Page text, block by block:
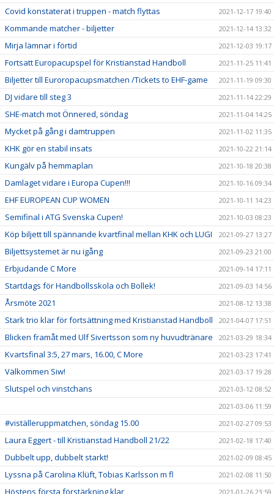
Covid konstaterat i truppen - match flyttas 2021-12-17 19:40
Kommande matcher - biljetter 2021-12-14 13:32
Mirja lämnar i förtid 2021-12-03 19:17
Fortsatt Europacupspel för Kristianstad Handboll 2021-11-25 11:41
Biljetter till Euroropacupsmatchen /Tickets to EHF-game 2021-11-19 09:30
DJ vidare till steg 3 2021-11-14 22:29
SHE-match mot Önnered, söndag 2021-11-04 14:25
Mycket på gång i damtruppen 2021-11-02 11:35
KHK gör en stabil insats 2021-10-22 21:14
Kungälv på hemmaplan 2021-10-18 20:38
Damlaget vidare i Europa Cupen!!! 2021-10-16 09:34
EHF EUROPEAN CUP WOMEN 2021-10-11 14:23
Semifinal i ATG Svenska Cupen! 2021-10-03 08:23
Köp biljett till spännande kvartfinal mellan KHK och LUGI 2021-09-27 13:27
Biljettsystemet är nu igång 2021-09-23 21:00
Erbjudande C More 2021-09-14 17:11
Startdags för Handbollsskola och Bollek! 2021-09-03 14:56
Årsmöte 2021 2021-08-12 13:38
Stark trio klar för fortsättning med Kristianstad Handboll 2021-04-07 17:51
Blicken framåt med Ulf Sivertsson som ny huvudtränare 2021-03-29 18:34
Kvartsfinal 3:5, 27 mars, 16.00, C More 2021-03-23 17:41
Välkommen Siw! 2021-03-17 19:28
Slutspel och vinstchans
2021-03-12 08:52
2021-03-06 11:59
#viställeruppmatchen, söndag 15.00 2021-02-27 09:53
Laura Eggert - till Kristianstad Handboll 21/22 2021-02-18 17:40
Dubbelt upp, dubbelt starkt! 2021-02-09 08:45
Lyssna på Carolina Klüft, Tobias Karlsson m fl 2021-02-08 11:50
Höstens första förstärkning klar 2021-01-26 23:59